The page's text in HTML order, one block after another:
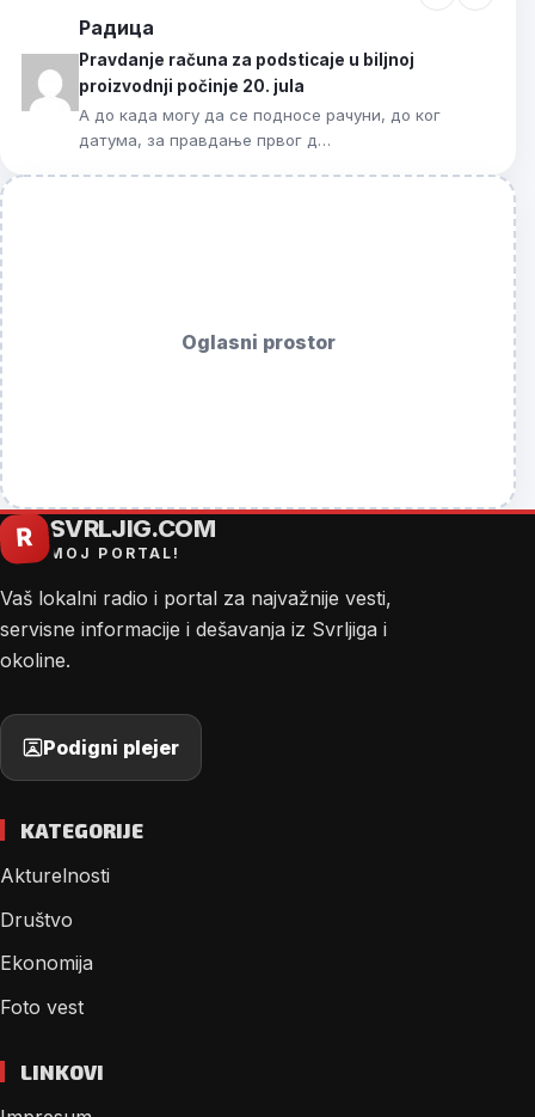
Радица
Pravdanje računa za podsticaje u biljnoj
proizvodnji počinje 20. jula
А до када могу да се подносе рачуни, до ког
датума, за правдање првог д…
Oglasni prostor
R SVRLJIG.COM
MOJ PORTAL!
Vaš lokalni radio i portal za najvažnije vesti,
servisne informacije i dešavanja iz Svrljiga i
okoline.
Podigni plejer
KATEGORIJE
Akturelnosti
Društvo
Ekonomija
Foto vest
LINKOVI